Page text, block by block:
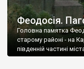
Феодосія.
Головна памятка
старому районі - на
південній частині